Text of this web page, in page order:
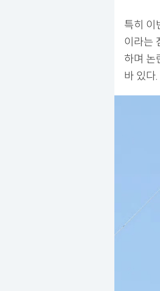
특히 이
이라는
하며 논
바 있다.